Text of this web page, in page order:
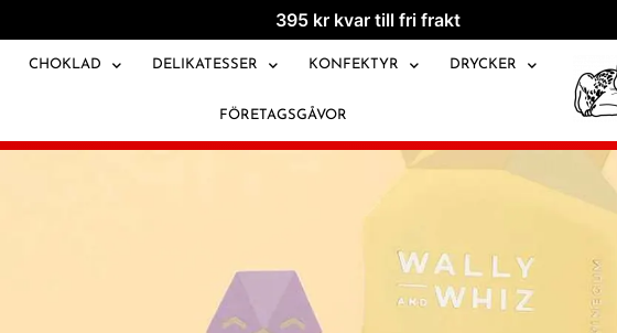
395 kr kvar till fri frakt
CHOKLAD DELIKATESSER KONFEKTYR DRYCKER
FÖRETAGSGÅVOR